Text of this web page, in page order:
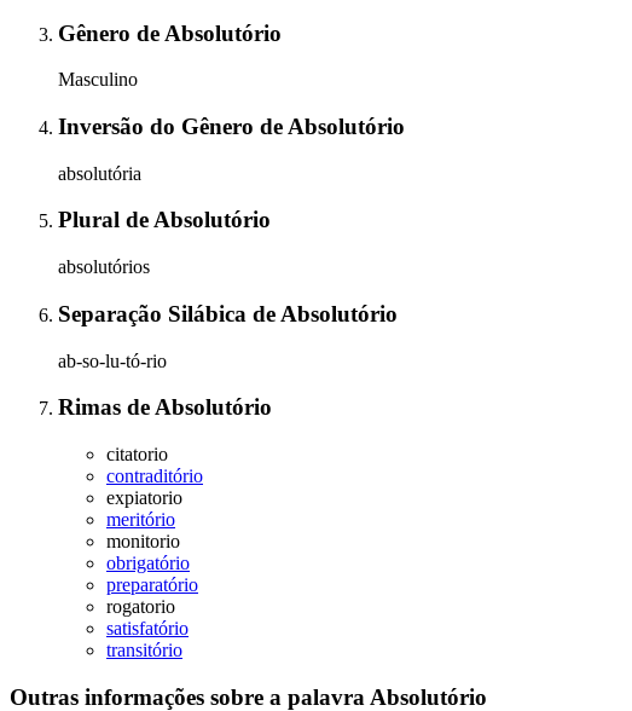
Gênero de Absolutório
Masculino
Inversão do Gênero de Absolutório
absolutória
Plural deAbsolutório
absolutórios
Separação Silábica de Absolutório
ab-so-lu-tó-rio
Rimas deAbsolutório
citatorio
contraditório
expiatorio
meritório
monitorio
obrigatório
preparatório
rogatorio
satisfatório
transitório
Outras informações sobre a palavra Absolutório